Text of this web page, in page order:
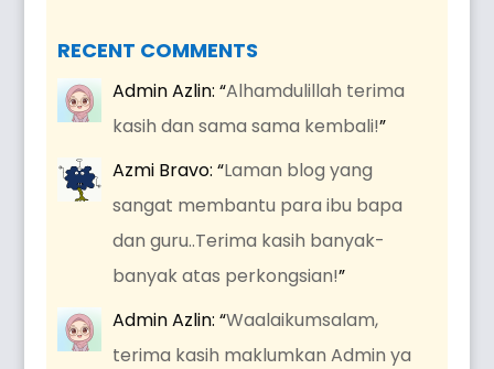
RECENT COMMENTS
Admin Azlin: “Alhamdulillah terima
kasih dan sama sama kembali!”
Azmi Bravo: “Laman blog yang
sangat membantu para ibu bapa
dan guru..Terima kasih banyak-
banyak atas perkongsian!”
Admin Azlin: “Waalaikumsalam,
terima kasih maklumkan Admin ya